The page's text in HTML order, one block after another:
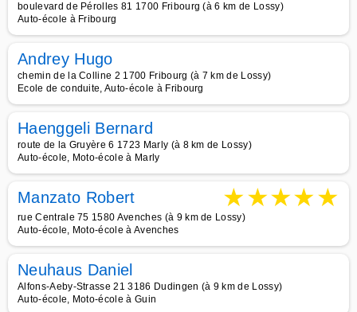
boulevard de Pérolles 81 1700 Fribourg (à 6 km de Lossy)
Auto-école à Fribourg
Andrey Hugo
chemin de la Colline 2 1700 Fribourg (à 7 km de Lossy)
Ecole de conduite, Auto-école à Fribourg
Haenggeli Bernard
route de la Gruyère 6 1723 Marly (à 8 km de Lossy)
Auto-école, Moto-école à Marly
Manzato Robert ★★★★★
rue Centrale 75 1580 Avenches (à 9 km de Lossy)
Auto-école, Moto-école à Avenches
Neuhaus Daniel
Alfons-Aeby-Strasse 21 3186 Dudingen (à 9 km de Lossy)
Auto-école, Moto-école à Guin